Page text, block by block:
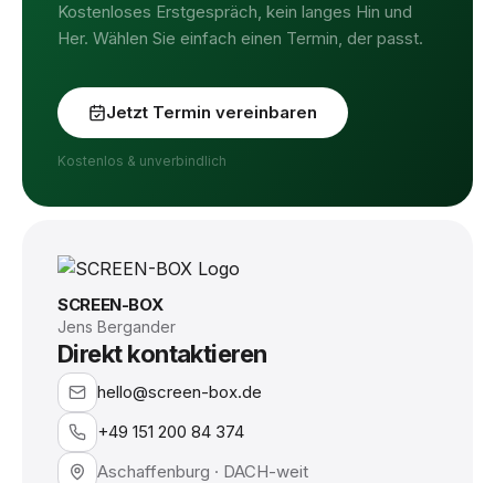
Kostenloses Erstgespräch, kein langes Hin und
Her. Wählen Sie einfach einen Termin, der passt.
Jetzt Termin vereinbaren
Kostenlos & unverbindlich
SCREEN-BOX
Jens Bergander
Direkt kontaktieren
hello@screen-box.de
+49 151 200 84 374
Aschaffenburg · DACH-weit